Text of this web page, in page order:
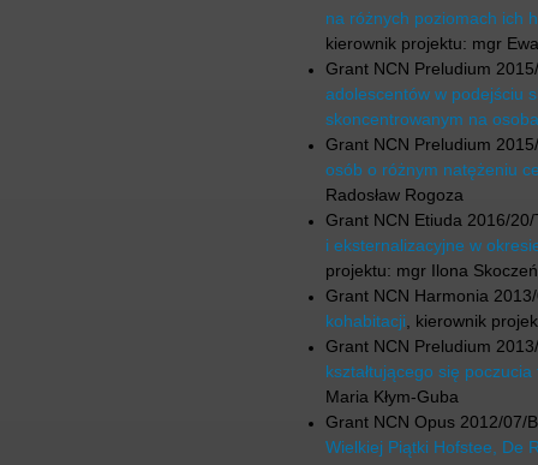
na różnych poziomach ich
kierownik projektu: mgr
Grant NCN Preludium
adolescentów w podejściu
skoncentrowanym na
Grant NCN Preludium
osób o różnym natężeniu
Radosław Rogoza
Grant NCN Etiuda 2016/
i eksternalizacyjne w
projektu: mgr Ilona Skoczeń
Grant NCN Harmonia
kohabitacji, kierownik
Grant NCN Preludium
kształtującego się
Maria Kłym-Guba
Grant NCN Opus 2012/07/
Wielkiej Piątki Hofstee, De